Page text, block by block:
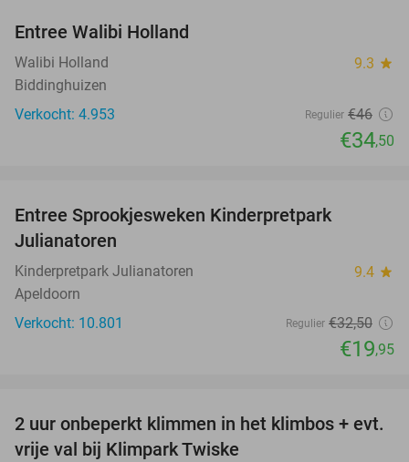
Entree Walibi Holland
Walibi Holland 9.3 star
Biddinghuizen
Verkocht: 4.953
Regulier €46
€34,50
Entree Sprookjesweken Kinderpretpark
Julianatoren
Kinderpretpark Julianatoren 9.4 star
Apeldoorn
Verkocht: 10.801
Regulier €32,50
€19,95
23%
2 uur onbeperkt klimmen in het klimbos + evt.
vrije val bij Klimpark Twiske